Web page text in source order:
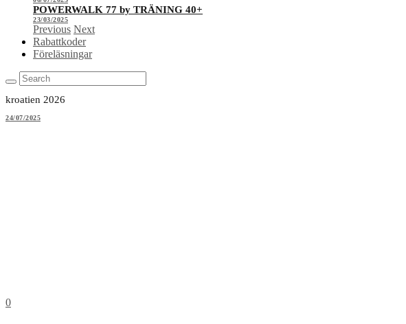
POWERWALK 77 by TRÄNING 40+
23/03/2025
Previous Next
Rabattkoder
Föreläsningar
kroatien 2026
24/07/2025
0